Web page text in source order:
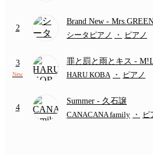
2
Brand New -
シータピアノ
・ ピアノ
3
New
罪と罰と雨とキス -
HARU KOBA
・ ピアノ
4
Summer - 久石譲
CANACANA family ・ ピ